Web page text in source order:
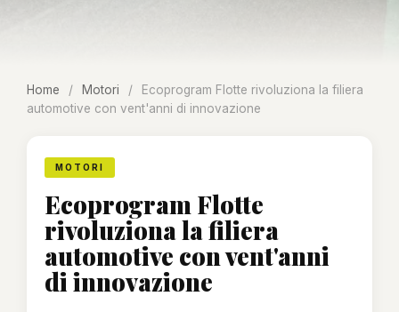
Home / Motori /
Ecoprogram Flotte rivoluziona la filiera
automotive con vent'anni di innovazione
MOTORI
Ecoprogram Flotte
rivoluziona la filiera
automotive con vent'anni
di innovazione